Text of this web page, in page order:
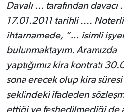
Davalı ... tarafından davacı
17.01.2011 tarihli ....
ihtarnamede, “… isimli
bulunmaktayım. Aramızda
yaptığımız kira kontratı
sona erecek olup kira
şeklindeki ifadeden
ettiği ve feshedilmediği de